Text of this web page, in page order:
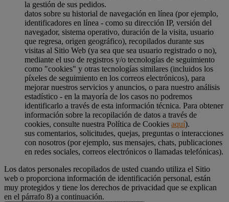
la gestión de sus pedidos.
datos sobre su historial de navegación en línea (por ejemplo,
identificadores en línea - como su dirección IP, versión del
navegador, sistema operativo, duración de la visita, usuario
que regresa, origen geográfico), recopilados durante sus
visitas al Sitio Web (ya sea que sea usuario registrado o no),
mediante el uso de registros y/o tecnologías de seguimiento
como "cookies" y otras tecnologías similares (incluidos los
píxeles de seguimiento en los correos electrónicos), para
mejorar nuestros servicios y anuncios, o para nuestro análisis
estadístico - en la mayoría de los casos no podremos
identificarlo a través de esta información técnica. Para obtener
información sobre la recopilación de datos a través de
cookies, consulte nuestra Política de Cookies aquí).
sus comentarios, solicitudes, quejas, preguntas o interacciones
con nosotros (por ejemplo, sus mensajes, chats, publicaciones
en redes sociales, correos electrónicos o llamadas telefónicas).
Los datos personales recopilados de usted cuando utiliza el Sitio
web o proporciona información de identificación personal, están
muy protegidos y tiene los derechos de privacidad que se explican
en el párrafo 8) a continuación.